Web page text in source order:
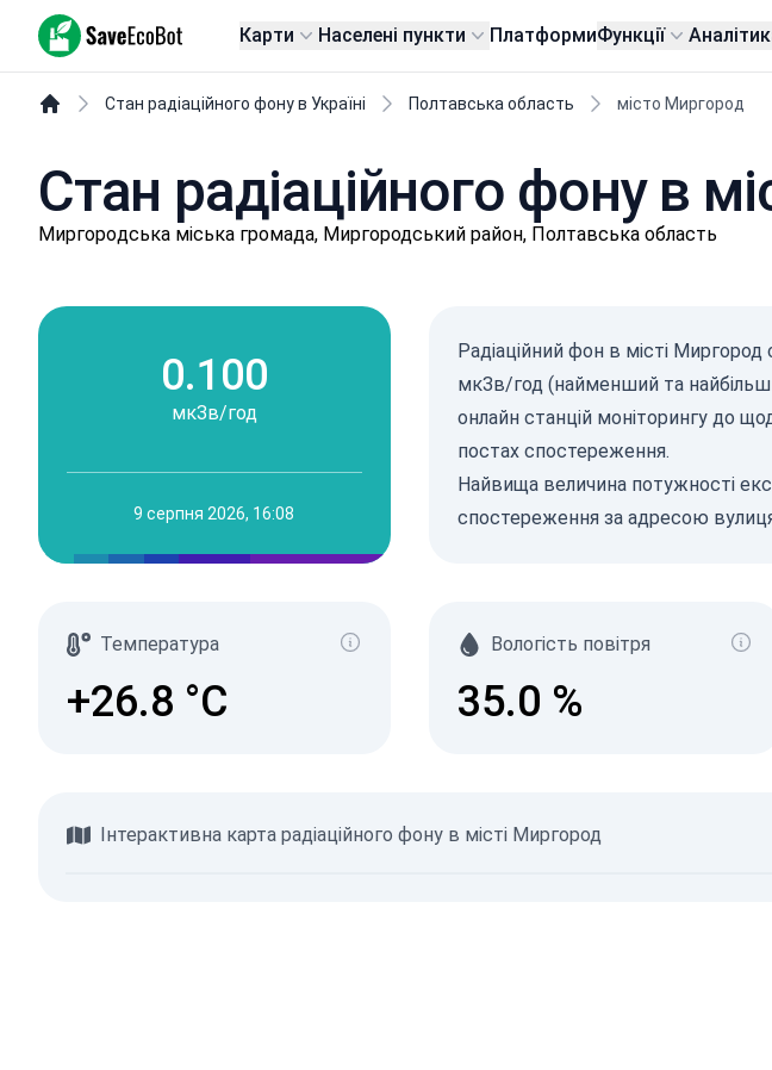
SaveEcoBot Карти Населені пункти ПлатформиФункції
Стан радіаційного фону в Україні Полтавська область місто Миргород
Стан радіаційного фону в
Миpгopoдськa міська громада, Миргородський район, Полтавська область
0.100
мкЗв/год
9 серпня 2026, 16:08
Радіаційний фон в місті
мкЗв/год (найменший та
онлайн станцій моніторингу до
постах спостереження.
Найвища величина потужності
спостереження за адресою
Температура
+26.8 °C
Вологість повітря
35.0 %
Інтерактивна карта радіаційного фону в місті Миргород